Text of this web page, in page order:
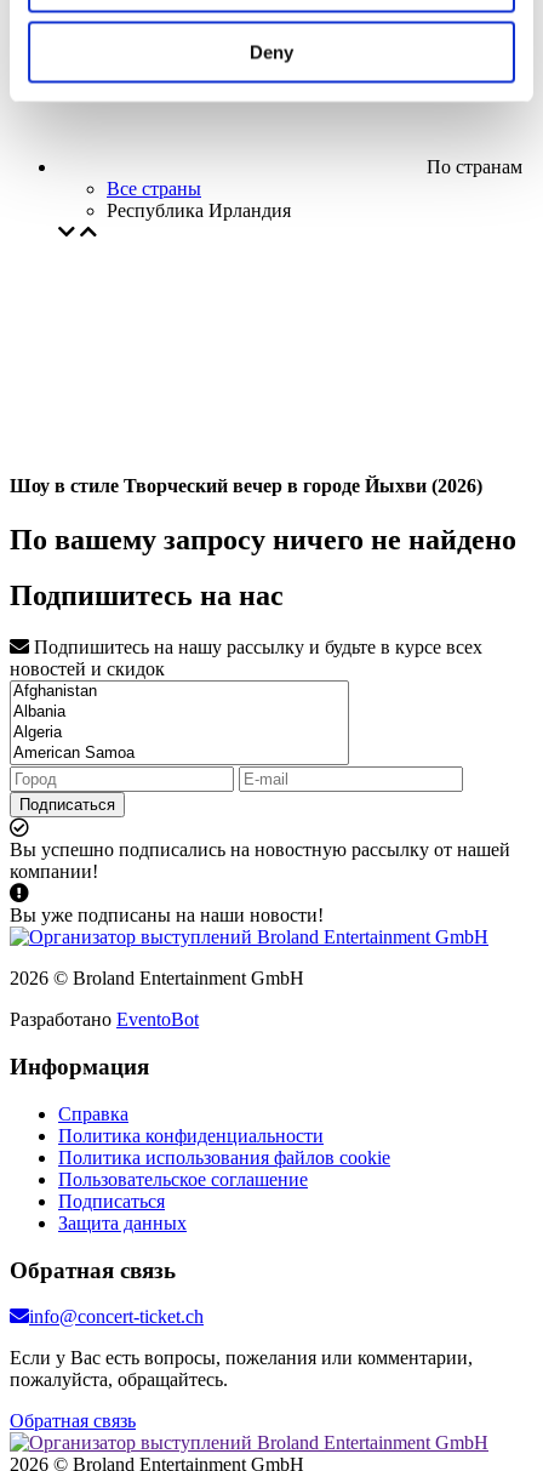
Deny
По странам
Все страны
Республика Ирландия
Шоу в стиле Творческий вечер в городе Йыхви (2026)
По вашему запросу ничего не найдено
Подпишитесь на нас
Подпишитесь на нашу рассылку и будьте в курсе всех
новостей и скидок
Подписаться
Вы успешно подписались на новостную рассылку от нашей
компании!
Вы уже подписаны на наши новости!
2026 © Broland Entertainment GmbH
Разработано EventoBot
Информация
Справка
Политика конфиденциальности
Политика использования файлов cookie
Пользовательское соглашение
Подписаться
Защита данных
Обратная связь
info@concert-ticket.ch
Если у Вас есть вопросы, пожелания или комментарии,
пожалуйста, обращайтесь.
Обратная связь
2026 © Broland Entertainment GmbH